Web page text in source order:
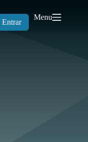
Entrar
Menu